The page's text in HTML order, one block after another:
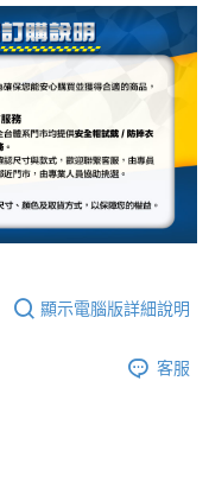
顯示電腦版詳細說明
客服